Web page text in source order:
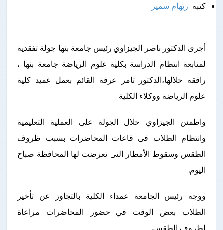
كتبه ريهام سمير
أجرى الدكتور ناصر الجيزاوي رئيس جامعة بنها جولة تفقدية
لمتابعة انتظام الدراسة بكلية علوم الرياضة جامعة بنها ،
رافقه خلالها،الدكتور تامر عرفة القائم بعمل عميد كلية
علوم الرياضة ووكلاء الكلية
واطمئن الجيزاوي خلال الجولة على العملية التعليمية
وانتظام الطلاب فى قاعات المحاضرات بسبب ظروف
الطقس وسقوط الأمطار التى تعرضت لها المحافظة صباح
اليوم.
ووجه رئيس الجامعة عمداء الكلية بالتجاوز عن تأخير
الطلاب بعض الوقت في حضور المحاضرات مراعاة
لظروف الطقس.